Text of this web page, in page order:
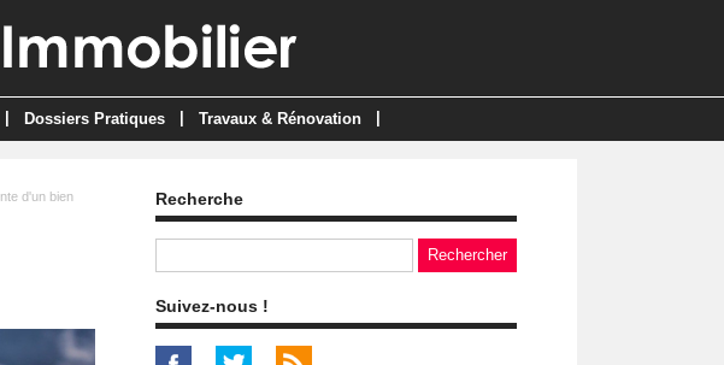
Dossiers Pratiques Travaux & Rénovation
d'un bien
Recherche
Suivez-nous !